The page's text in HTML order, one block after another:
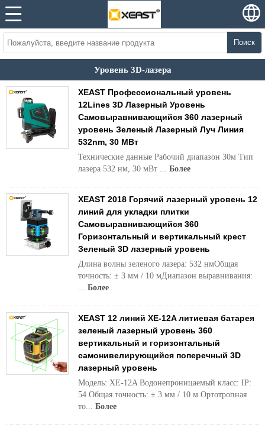
Поиск
Уровень 3D-лазера
XEAST Профессиональный уровень
12Lines 3D Лазерный Уровень
Самовыравнивающийся 360 лазерный
уровень Зеленый Лазерный Луч Линия
532nm, 30 МВт
Технические данные Рабочий диапазон 30м Тип
лазера 532 нм, 30 мВт ... Более
XEAST 2018 Горячий лазерный уровень 12
линий для укладки плитки
Самовыравнивающийся 360
Горизонтальный и вертикальный крест
Зеленый 3D лазерный уровень
Длина волны зеленого лазера: 532 нмОбщая
точность: ± 3 мм / 10 мДиапазон выравнивания:
... Более
XEAST 12 линий XE-12A литиевая батарея
зеленый лазерный уровень 360
вертикальный и горизонтальный
самонивелирующийся поперечный 3D
лазерный уровень
Модель: XE-12A Водонепроницаемый класс: IP:
54 Общая точность: ± 3 мм / 10 м Ортотропная
то... Более